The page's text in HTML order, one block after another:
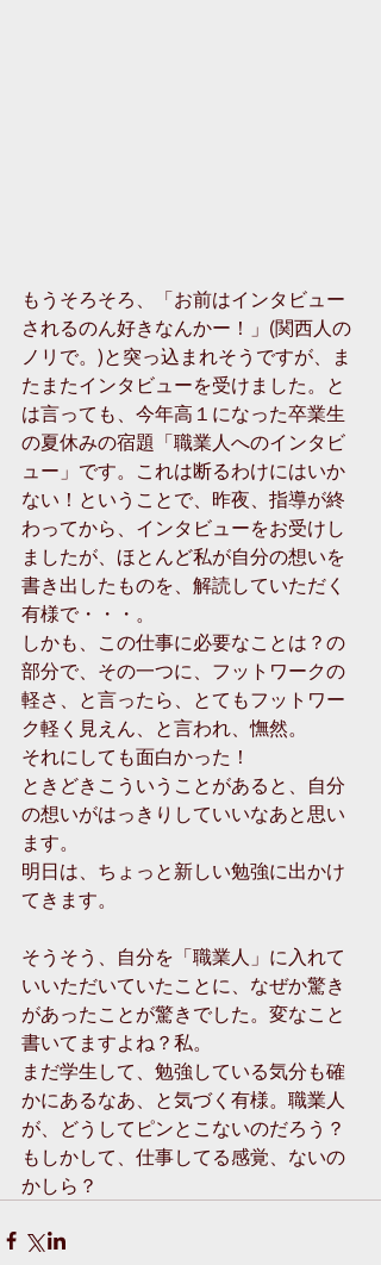
もうそろそろ、「お前はインタビュー
されるのん好きなんかー！」(関西人の
ノリで。)と突っ込まれそうですが、ま
たまたインタビューを受けました。と
は言っても、今年高１になった卒業生
の夏休みの宿題「職業人へのインタビ
ュー」です。これは断るわけにはいか
ない！ということで、昨夜、指導が終
わってから、インタビューをお受けし
ましたが、ほとんど私が自分の想いを
書き出したものを、解読していただく
有様で・・・。
しかも、この仕事に必要なことは？の
部分で、その一つに、フットワークの
軽さ、と言ったら、とてもフットワー
ク軽く見えん、と言われ、憮然。
それにしても面白かった！
ときどきこういうことがあると、自分
の想いがはっきりしていいなあと思い
ます。
明日は、ちょっと新しい勉強に出かけ
てきます。
そうそう、自分を「職業人」に入れて
いいただいていたことに、なぜか驚き
があったことが驚きでした。変なこと
書いてますよね？私。
まだ学生して、勉強している気分も確
かにあるなあ、と気づく有様。職業人
が、どうしてピンとこないのだろう？
もしかして、仕事してる感覚、ないの
かしら？